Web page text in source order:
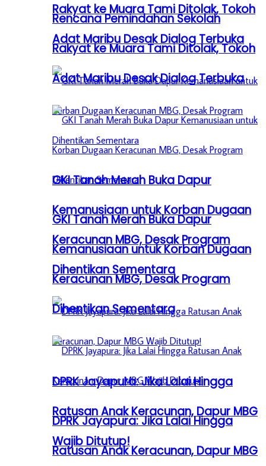
Rakyat ke Muara Tami Ditolak, Tokoh
Adat Maribu Desak Dialog Terbuka
GKI Tanah Merah Buka Dapur
Kemanusiaan untuk Korban Dugaan
Keracunan MBG, Desak Program
Dihentikan Sementara
DPRK Jayapura: Jika Lalai Hingga
Ratusan Anak Keracunan, Dapur MBG
Wajib Ditutup!
Rencana Pemindahan Sekolah
Rakyat ke Muara Tami Ditolak, Tokoh
Adat Maribu Desak Dialog Terbuka
GKI Tanah Merah Buka Dapur
Kemanusiaan untuk Korban Dugaan
Keracunan MBG, Desak Program
Dihentikan Sementara
DPRK Jayapura: Jika Lalai Hingga
Ratusan Anak Keracunan, Dapur MBG